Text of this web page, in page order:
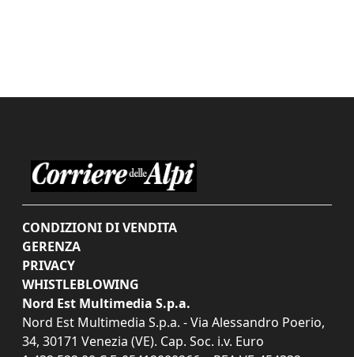
CONDIZIONI DI VENDITA
GERENZA
PRIVACY
WHISTLEBLOWING
Nord Est Multimedia S.p.a.
Nord Est Multimedia S.p.a. - Via Alessandro Poerio,
34, 30171 Venezia (VE). Cap. Soc. i.v. Euro